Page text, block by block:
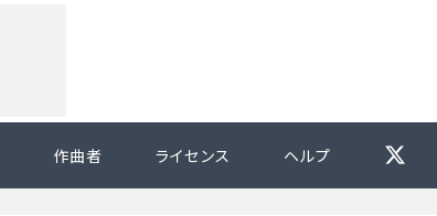
作曲者 ライセンス ヘルプ